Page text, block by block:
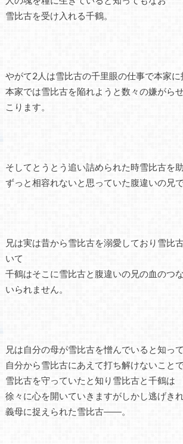
雪比古を受け入れる千鶴。
やがて2人は雪比古の千里眼の仕事で本家に
本家では雪比古を陥れようと数々の嫌がら
こります。
そしてとうとう追い詰められた時雪比古を
ずっと相容れないと思っていた腹違いの兄で
兄は実は昔から雪比古を溺愛しており雪比
いて
千鶴はそこに雪比古と腹違いの兄の血のつ
いられません。
兄は自分の母が雪比古を憎んでいると知って
自分から雪比古にあえて打ち解けないこと
雪比古を守っていたと知り雪比古と千鶴は
徐々に心を開いていきますがしかし逃げき
義母に捉えられた雪比古――。